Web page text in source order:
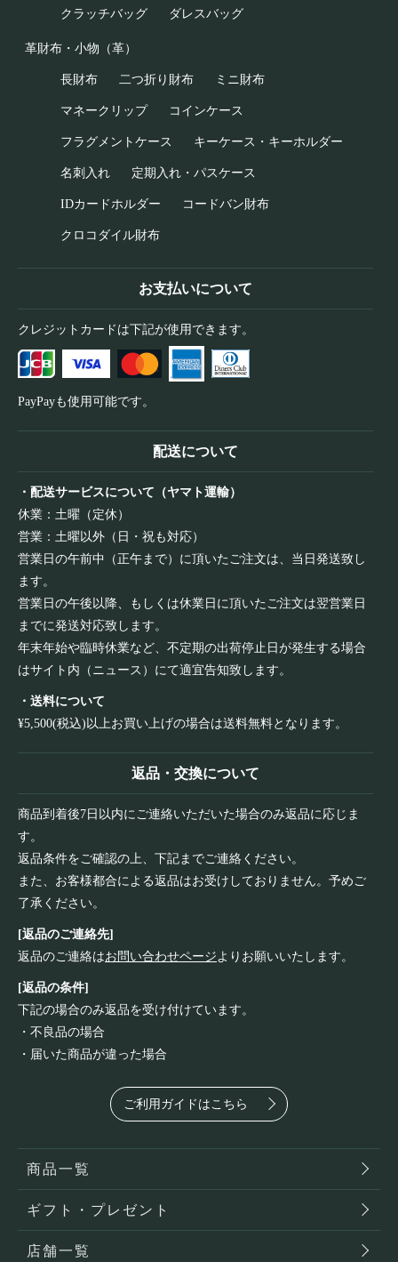
クラッチバッグ ダレスバッグ
革財布・小物（革）
長財布 二つ折り財布 ミニ財布
マネークリップ コインケース
フラグメントケース キーケース・キーホルダー
名刺入れ 定期入れ・パスケース
IDカードホルダー コードバン財布
クロコダイル財布
お支払いについて
クレジットカードは下記が使用できます。
PayPayも使用可能です。
配送について
・配送サービスについて（ヤマト運輸）
休業：土曜（定休）
営業：土曜以外（日・祝も対応）
営業日の午前中（正午まで）に頂いたご注文は、当日発送致し
ます。
営業日の午後以降、もしくは休業日に頂いたご注文は翌営業日
までに発送対応致します。
年末年始や臨時休業など、不定期の出荷停止日が発生する場合
はサイト内（ニュース）にて適宜告知致します。
・送料について
¥5,500(税込)以上お買い上げの場合は送料無料となります。
返品・交換について
商品到着後7日以内にご連絡いただいた場合のみ返品に応じま
す。
返品条件をご確認の上、下記までご連絡ください。
また、お客様都合による返品はお受けしておりません。予めご
了承ください。
[返品のご連絡先]
返品のご連絡はお問い合わせページ よりお願いいたします。
[返品の条件]
下記の場合のみ返品を受け付けています。
・不良品の場合
・届いた商品が違った場合
ご利用ガイドはこちら
商品一覧
ギフト・プレゼント
店舗一覧